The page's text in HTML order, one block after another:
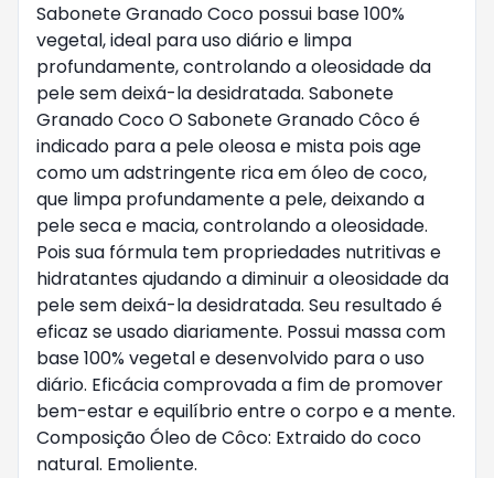
Sabonete Granado Coco possui base 100%
vegetal, ideal para uso diário e limpa
profundamente, controlando a oleosidade da
pele sem deixá-la desidratada. Sabonete
Granado Coco O Sabonete Granado Côco é
indicado para a pele oleosa e mista pois age
como um adstringente rica em óleo de coco,
que limpa profundamente a pele, deixando a
pele seca e macia, controlando a oleosidade.
Pois sua fórmula tem propriedades nutritivas e
hidratantes ajudando a diminuir a oleosidade da
pele sem deixá-la desidratada. Seu resultado é
eficaz se usado diariamente. Possui massa com
base 100% vegetal e desenvolvido para o uso
diário. Eficácia comprovada a fim de promover
bem-estar e equilíbrio entre o corpo e a mente.
Composição Óleo de Côco: Extraido do coco
natural. Emoliente.